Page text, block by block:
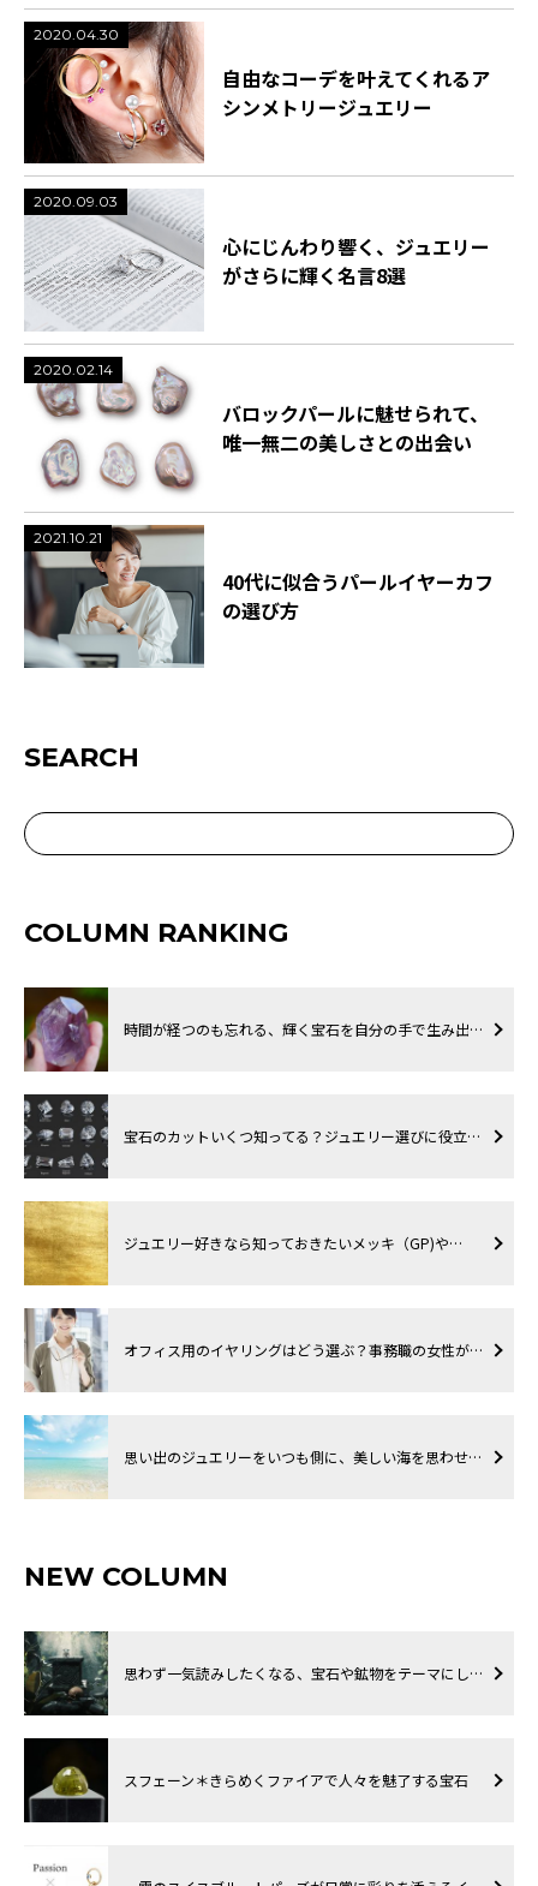
2020.04.30
自由なコーデを叶えてくれるア
シンメトリージュエリー
2020.09.03
心にじんわり響く、ジュエリー
がさらに輝く名言8選
2020.02.14
バロックパールに魅せられて、
唯一無二の美しさとの出会い
2021.10.21
40代に似合うパールイヤーカフ
の選び方
SEARCH
COLUMN RANKING
時間が経つのも忘れる、輝く宝石を自分の手で生み出…
宝石のカットいくつ知ってる？ジュエリー選びに役立…
ジュエリー好きなら知っておきたいメッキ（GP)や…
オフィス用のイヤリングはどう選ぶ？事務職の女性が…
思い出のジュエリーをいつも側に、美しい海を思わせ…
NEW COLUMN
思わず一気読みしたくなる、宝石や鉱物をテーマにし…
スフェーン＊きらめくファイアで人々を魅了する宝石